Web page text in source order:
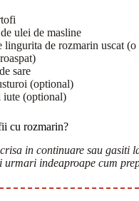
ulei de masline
lingurita de rozmarin uscat (o
sare
(optional)
iute (optional)
cu rozmarin?
in continuare sau gasiti
urmari indeaproape cum